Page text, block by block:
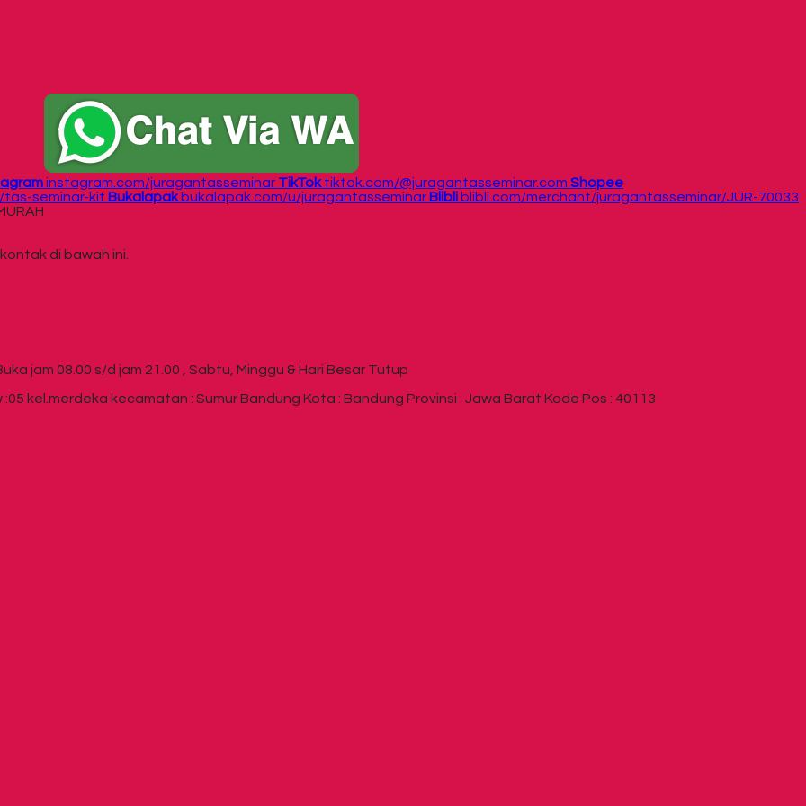
instagram.com/juragantasseminar TikTok tiktok.com/@juragantasseminar.com Shopee
seminar-kit Bukalapak bukalapak.com/u/juragantasseminar Blibli blibli.com/merchant/juragantasseminar/JUR-70033
di bawah ini.
jam 08.00 s/d jam 21.00 , Sabtu, Minggu & Hari Besar Tutup
kel.merdeka kecamatan : Sumur Bandung Kota : Bandung Provinsi : Jawa Barat Kode Pos : 40113